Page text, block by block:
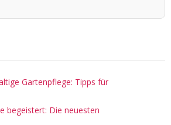
Gartenpflege: Tipps für
begeistert: Die neuesten